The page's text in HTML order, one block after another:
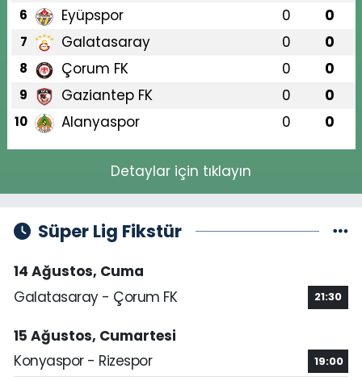
6 Eyüpspor 0 0
7 Galatasaray 0 0
8 Çorum FK 0 0
9 Gaziantep FK 0 0
10 Alanyaspor 0 0
Detaylar için tıklayın
Süper Lig Fikstür
14 Ağustos, Cuma
Galatasaray - Çorum FK
21:30
15 Ağustos, Cumartesi
Konyaspor - Rizespor
19:00